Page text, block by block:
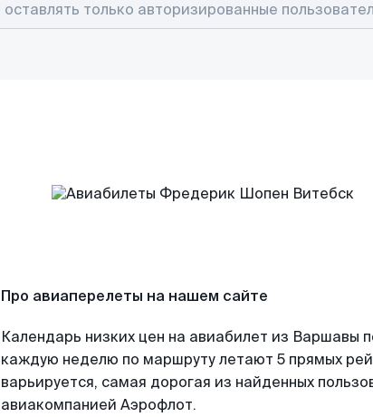
Про авиаперелеты на нашем сайте
Календарь низких цен на авиабилет из Варшавы
каждую неделю по маршруту летают 5 прямых
варьируется, самая дорогая из найденных
авиакомпанией Аэрофлот.